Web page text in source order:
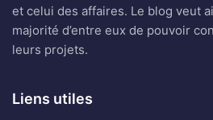
et celui des affaires. Le blog veut
majorité d’entre eux de pouvoir
leurs projets.
Liens utiles